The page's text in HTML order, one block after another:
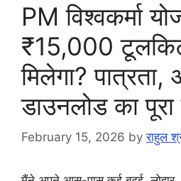
PM विश्वकर्मा
₹15,000
मिलेगा?
डाउनलोड का पूरा
February 15, 2026 byराहुल